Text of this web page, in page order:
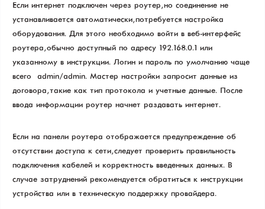
Если интернет подключен через роутер, но соединение не
устанавливается автоматически, потребуется настройка
оборудования. Для этого необходимо войти в веб-интерфейс
роутера, обычно доступный по адресу 192.168.0.1 или
указанному в инструкции. Логин и пароль по умолчанию чаще
всего – admin/admin. Мастер настройки запросит данные из
договора, такие как тип протокола и учетные данные. После
ввода информации роутер начнет раздавать интернет.
Если на панели роутера отображается предупреждение об
отсутствии доступа к сети, следует проверить правильность
подключения кабелей и корректность введенных данных. В
случае затруднений рекомендуется обратиться к инструкции
устройства или в техническую поддержку провайдера.